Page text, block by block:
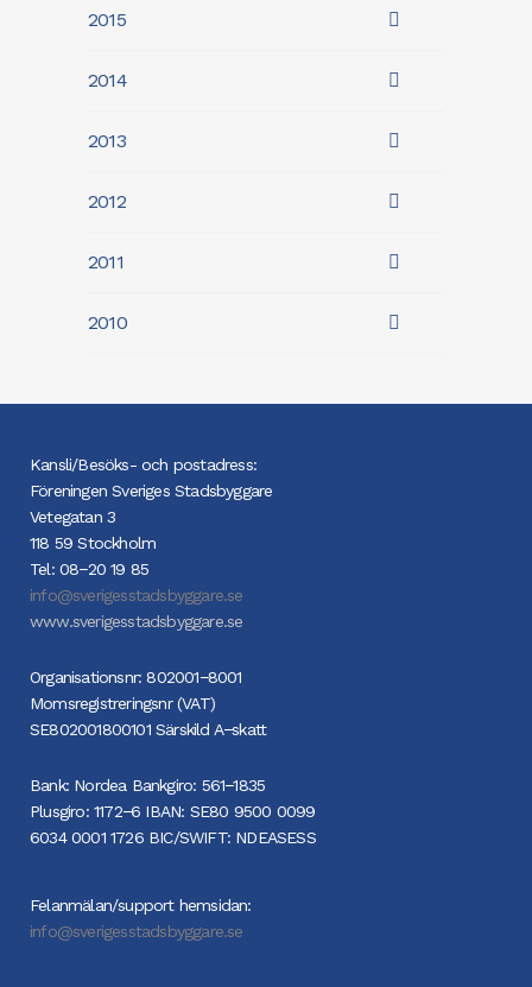
2015
2014
2013
2012
2011
2010
Kansli/Besöks- och postadress:
Föreningen Sveriges Stadsbyggare
Vetegatan 3
118 59 Stockholm
Tel: 08−20 19 85
info@sverigesstadsbyggare.se
www.sverigesstadsbyggare.se
Organisationsnr: 802001−8001
Momsregistreringsnr (VAT)
SE802001800101 Särskild A−skatt
Bank: Nordea Bankgiro: 561−1835
Plusgiro: 1172−6 IBAN: SE80 9500 0099
6034 0001 1726 BIC/SWIFT: NDEASESS
Felanmälan/support hemsidan:
info@sverigesstadsbyggare.se